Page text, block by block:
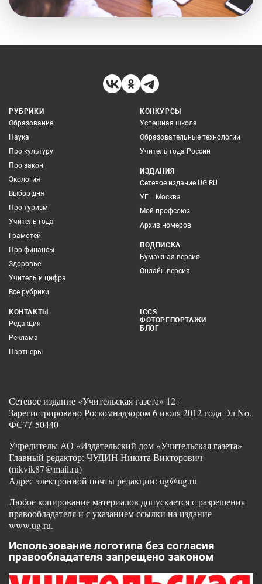
РУБРИКИ
Образование
Наука
Про культуру
Про закон
Экология
Выбор дня
Про туризм
Учитель года
Грамотей
Про финансы
Здоровье
Учитель и цифра
Все рубрики
КОНКУРСЫ
Успешная школа
Образовательные технологии
Учитель года России
ИЗДАНИЯ
Сетевое издание UG.RU
УГ – Москва
Мой профсоюз
Архив номеров
ПОДПИСКА
Бумажная версия
Онлайн-версия
КОНТАКТЫ
Редакция
Реклама
Партнеры
ICCS
ФОТОРЕПОРТАЖИ
БЛОГ
Сетевое издание «Учительская газета» 12+
Зарегистрировано Роскомнадзором 6 июля 2012 года Эл No.
ФС77-50440
Учредитель: АО «Издательский дом «Учительская газета»
Главный редактор: ЧУДИН Никита Викторович
(nikvik87@mail.ru)
Адрес электронной почты редакции: ug@ug.ru
Любое копирование материалов допускается с разрешения
правообладателя и с указанием ссылки на издание
www.ug.ru.
Использование логотипа без согласия
правообладателя запрещено законом